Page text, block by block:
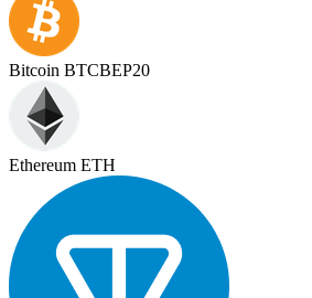
Bitcoin BTCBEP20
Ethereum ETH